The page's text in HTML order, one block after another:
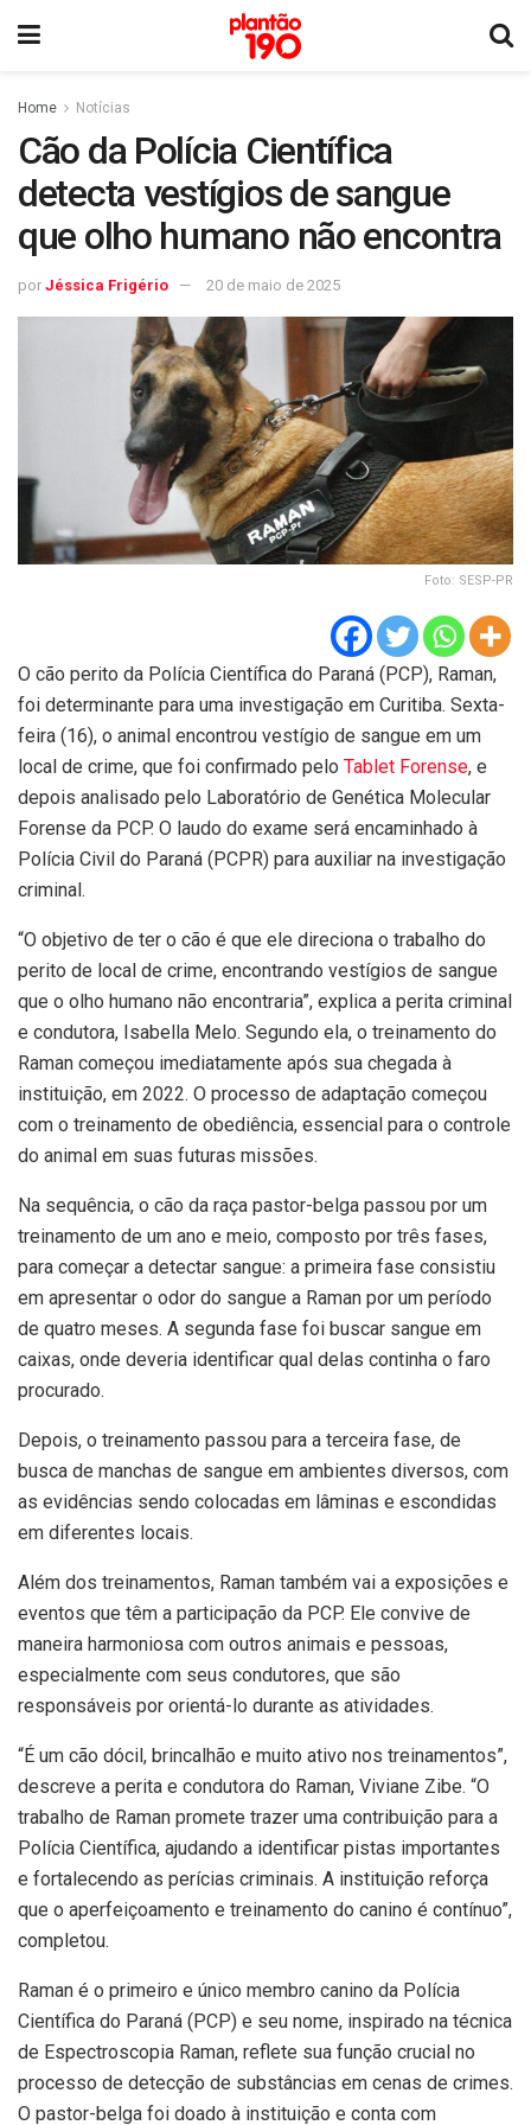
Home Notícias
Cão da Polícia Científica
detecta vestígios de sangue
que olho humano não encontra
por Jéssica Frigério 20 de maio de 2025
Foto: SESP-PR
O cão perito da Polícia Científica do Paraná (PCP), Raman,
foi determinante para uma investigação em Curitiba. Sexta-
feira (16), o animal encontrou vestígio de sangue em um
local de crime, que foi confirmado pelo Tablet Forense, e
depois analisado pelo Laboratório de Genética Molecular
Forense da PCP. O laudo do exame será encaminhado à
Polícia Civil do Paraná (PCPR) para auxiliar na investigação
criminal.
“O objetivo de ter o cão é que ele direciona o trabalho do
perito de local de crime, encontrando vestígios de sangue
que o olho humano não encontraria”, explica a perita criminal
e condutora, Isabella Melo. Segundo ela, o treinamento do
Raman começou imediatamente após sua chegada à
instituição, em 2022. O processo de adaptação começou
com o treinamento de obediência, essencial para o controle
do animal em suas futuras missões.
Na sequência, o cão da raça pastor-belga passou por um
treinamento de um ano e meio, composto por três fases,
para começar a detectar sangue: a primeira fase consistiu
em apresentar o odor do sangue a Raman por um período
de quatro meses. A segunda fase foi buscar sangue em
caixas, onde deveria identificar qual delas continha o faro
procurado.
Depois, o treinamento passou para a terceira fase, de
busca de manchas de sangue em ambientes diversos, com
as evidências sendo colocadas em lâminas e escondidas
em diferentes locais.
Além dos treinamentos, Raman também vai a exposições e
eventos que têm a participação da PCP. Ele convive de
maneira harmoniosa com outros animais e pessoas,
especialmente com seus condutores, que são
responsáveis por orientá-lo durante as atividades.
“É um cão dócil, brincalhão e muito ativo nos treinamentos”,
descreve a perita e condutora do Raman, Viviane Zibe. “O
trabalho de Raman promete trazer uma contribuição para a
Polícia Científica, ajudando a identificar pistas importantes
e fortalecendo as perícias criminais. A instituição reforça
que o aperfeiçoamento e treinamento do canino é contínuo”,
completou.
Raman é o primeiro e único membro canino da Polícia
Científica do Paraná (PCP) e seu nome, inspirado na técnica
de Espectroscopia Raman, reflete sua função crucial no
processo de detecção de substâncias em cenas de crimes.
O pastor-belga foi doado à instituição e conta com